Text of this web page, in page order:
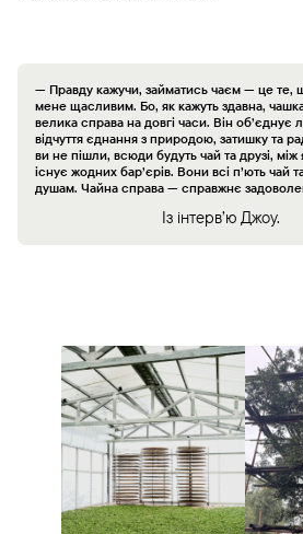
— Правду кажучи, займатись чаєм — це те,
мене щасливим. Бо, як кажуть здавна,
велика справа на довгі часи. Він об’єднує
відчуття єднання з природою, затишку та
ви не пішли, всюди будуть чай та друзі,
існує жодних бар’єрів. Вони всі п’ють чай
душам. Чайна справа — справжнє
Із інтерв’ю Джоу.